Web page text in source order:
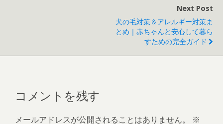
Next Post
犬の毛対策＆アレルギー対策ま
とめ｜赤ちゃんと安心して暮ら
すための完全ガイド
コメントを残す
メールアドレスが公開されることはありません。
※